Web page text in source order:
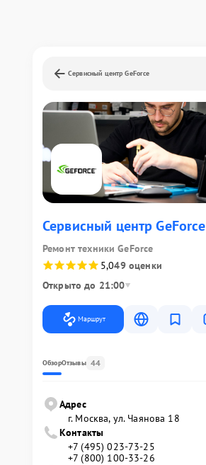
Сервисный центр GeForce
Сервисный центр GeForce
Ремонт техники GeForce
5,049 оценки
Открыто до 21:00
Маршрут
ОбзорОтзывы 44
Адрес
г. Москва, ул. Чаянова 18
Контакты
+7 (495) 023-73-25
+7 (800) 100-33-26